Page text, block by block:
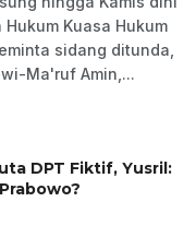
Kuasa Hukum
sidang ditunda,
Ma'ruf Amin,...
DPT Fiktif, Yusril: